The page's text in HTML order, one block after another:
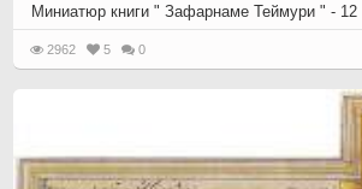
Миниатюр книги " Зафарнаме Теймури " - 12
2962 5 0